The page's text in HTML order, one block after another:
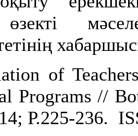
өзекті
of
Programs //
Р.225-236.